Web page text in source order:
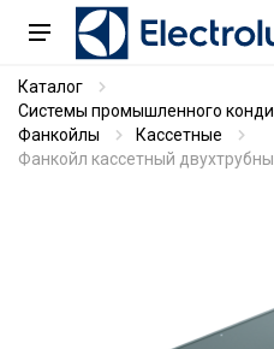
Каталог
Системы промышленного
Фанкойлы
Кассетные
Фанкойл кассетный